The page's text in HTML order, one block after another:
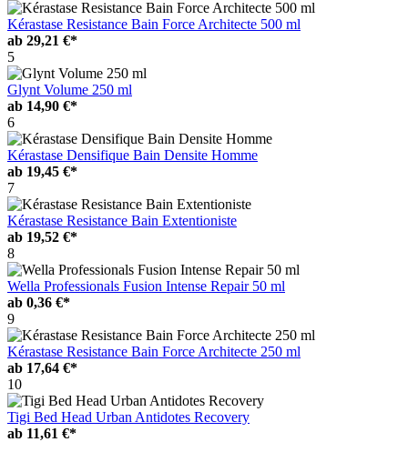
Kérastase Resistance Bain Force Architecte 500 ml
ab 29,21 €*
5
Glynt Volume 250 ml
ab 14,90 €*
6
Kérastase Densifique Bain Densite Homme
ab 19,45 €*
7
Kérastase Resistance Bain Extentioniste
ab 19,52 €*
8
Wella Professionals Fusion Intense Repair 50 ml
ab 0,36 €*
9
Kérastase Resistance Bain Force Architecte 250 ml
ab 17,64 €*
10
Tigi Bed Head Urban Antidotes Recovery
ab 11,61 €*